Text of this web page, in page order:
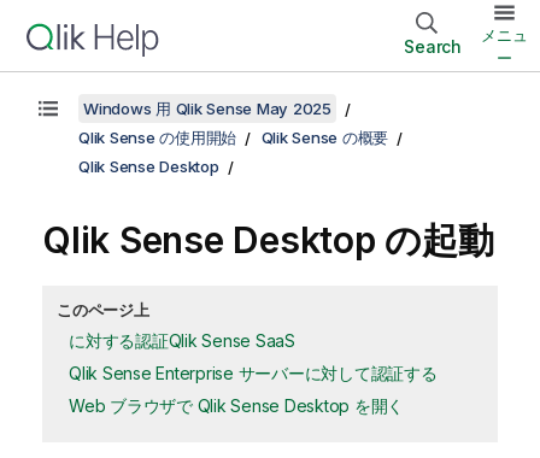
Search
メニュ
ー
Windows 用 Qlik Sense May 2025
Qlik Sense の使用開始
Qlik Sense の概要
Qlik Sense Desktop
Qlik Sense Desktop の起動
このページ上
に対する認証Qlik Sense SaaS
Qlik Sense Enterprise サーバーに対して認証する
Web ブラウザで Qlik Sense Desktop を開く